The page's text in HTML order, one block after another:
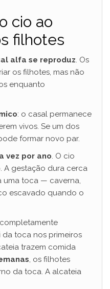
cio ao
filhotes
alfa se reproduz. Os
os filhotes, mas não
enquanto
: o casal permanece
vivos. Se um dos
formar novo par.
vez por ano. O cio
A gestação dura cerca
uma toca — caverna,
escavado quando o
da toca nos primeiros
trazem comida
, os filhotes
da toca. A alcateia